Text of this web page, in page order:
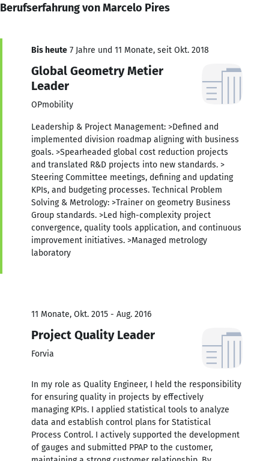
Berufserfahrung von Marcelo Pires
Bis heute 7 Jahre und 11 Monate, seit Okt. 2018
Global Geometry Metier
Leader
OPmobility
Leadership & Project Management: >Defined and
implemented division roadmap aligning with business
goals. >Spearheaded global cost reduction projects
and translated R&D projects into new standards. >
Steering Committee meetings, defining and updating
KPIs, and budgeting processes. Technical Problem
Solving & Metrology: >Trainer on geometry Business
Group standards. >Led high-complexity project
convergence, quality tools application, and continuous
improvement initiatives. >Managed metrology
laboratory
11 Monate, Okt. 2015 - Aug. 2016
Project Quality Leader
Forvia
In my role as Quality Engineer, I held the responsibility
for ensuring quality in projects by effectively
managing KPIs. I applied statistical tools to analyze
data and establish control plans for Statistical
Process Control. I actively supported the development
of gauges and submitted PPAP to the customer,